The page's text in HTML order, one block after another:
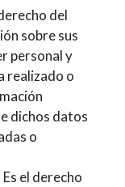
del
sobre sus
personal y
realizado o
dichos datos
o
Es el derecho